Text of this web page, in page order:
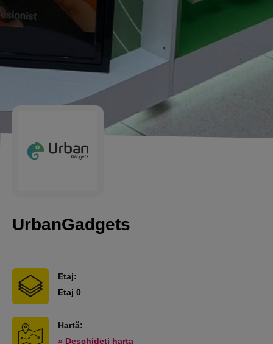
UrbanGadgets
Etaj:
Etaj 0
Hartă:
» Deschideți harta